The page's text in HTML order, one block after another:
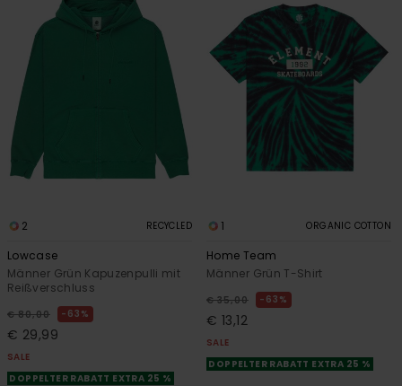
2 RECYCLED
Lowcase
Männer Grün Kapuzenpulli mit
Reißverschluss
€ 80,00 63%
€ 29,99
SALE
DOPPELTER RABATT EXTRA 25 %
1 ORGANIC COTTON
Home Team
Männer Grün T-Shirt
€ 35,00 63%
€ 13,12
SALE
DOPPELTER RABATT EXTRA 25 %